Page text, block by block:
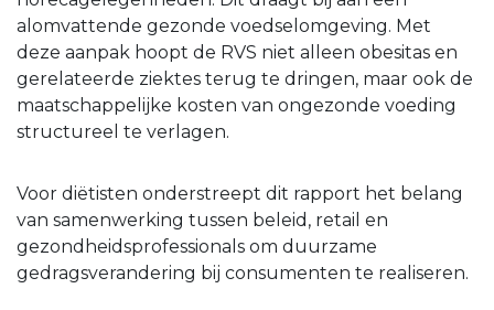
alomvattende gezonde voedselomgeving. Met
deze aanpak hoopt de RVS niet alleen obesitas en
gerelateerde ziektes terug te dringen, maar ook de
maatschappelijke kosten van ongezonde voeding
structureel te verlagen.
Voor diëtisten onderstreept dit rapport het belang
van samenwerking tussen beleid, retail en
gezondheidsprofessionals om duurzame
gedragsverandering bij consumenten te realiseren.